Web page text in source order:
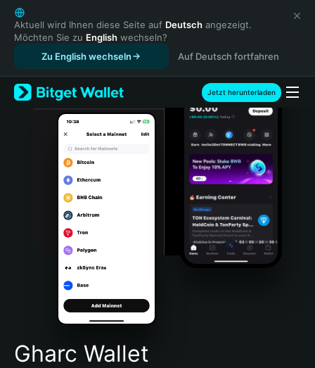
English
日本語
Tiếng Việt
Русский
Español (Latinoamérica)
Türkçe
Italiano
Português (Portugal)
Bahasa Indonesia
Português (Brasil)
Español (Argentina)
Aktuell wird Ihnen diese Seite auf Deutsch angezeigt.
Möchten Sie zu English wechseln?
Zu English wechseln
Auf Deutsch fortfahren
Jetzt herunterladen
Gharc Wallet